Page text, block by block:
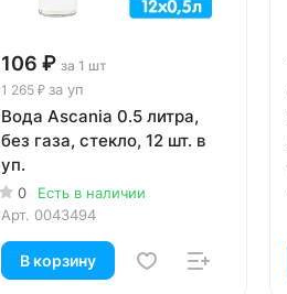
106 ₽ за 1 шт
1 265 ₽ за уп
Вода Ascania 0.5 литра,
без газа, стекло, 12 шт. в
уп.
0
Есть в наличии
Арт. 0043494
В корзину